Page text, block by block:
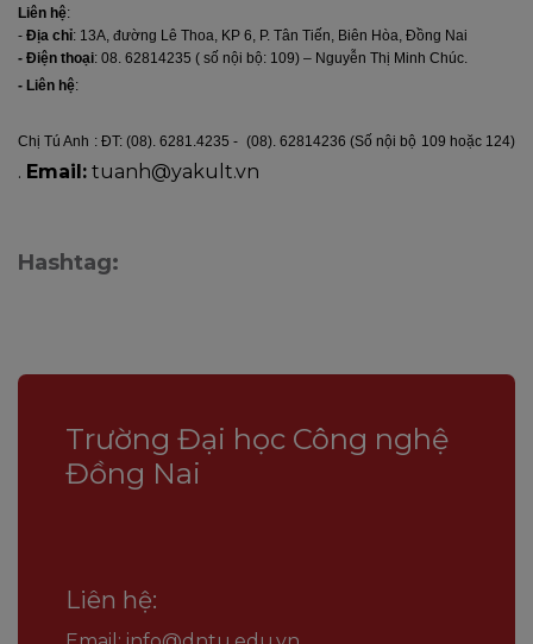
Liên hệ:
- Địa chỉ: 13A, đường Lê Thoa, KP 6, P. Tân Tiến, Biên Hòa, Đồng Nai
- Điện thoại: 08. 62814235 ( số nội bộ: 109) – Nguyễn Thị Minh Chúc.
- Liên hệ:
Chị Tú Anh : ĐT: (08). 6281.4235 - (08). 62814236 (Số nội bộ 109 hoặc 124)
. Email: tuanh@yakult.vn
Hashtag:
Trường Đại học Công nghệ
Đồng Nai
Liên hệ: